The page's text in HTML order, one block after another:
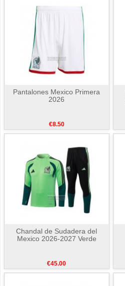
Pantalones Mexico Primera
2026
€8.50
Chandal de Sudadera del
Mexico 2026-2027 Verde
€45.00